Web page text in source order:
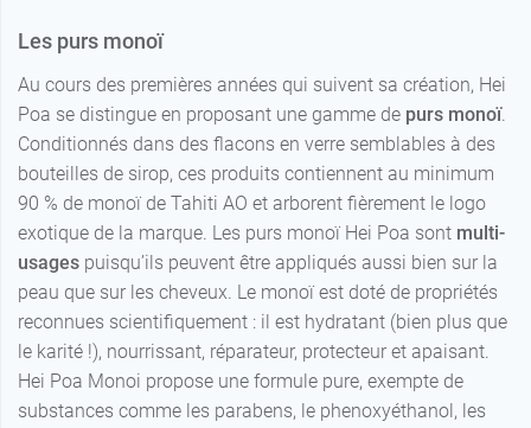
Les purs monoï
Au cours des premières années qui suivent sa création, Hei
Poa se distingue en proposant une gamme de purs monoï.
Conditionnés dans des flacons en verre semblables à des
bouteilles de sirop, ces produits contiennent au minimum
90 % de monoï de Tahiti AO et arborent fièrement le logo
exotique de la marque. Les purs monoï Hei Poa sont multi-
usages puisqu’ils peuvent être appliqués aussi bien sur la
peau que sur les cheveux. Le monoï est doté de propriétés
reconnues scientifiquement : il est hydratant (bien plus que
le karité !), nourrissant, réparateur, protecteur et apaisant.
Hei Poa Monoi propose une formule pure, exempte de
substances comme les parabens, le phenoxyéthanol, les